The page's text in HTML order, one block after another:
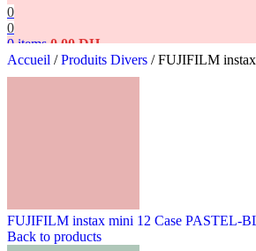
0
0
0items 0,00DH
Search
Accueil / Produits Divers / FUJIFILM
FUJIFILM instax mini 12 Case PASTEL-
Back to products